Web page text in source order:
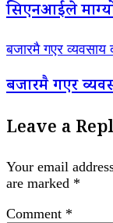
सिएनआईले
बजारमै गएर व्यवसाय
बजारमै गएर
Leave a
Your email
are marked *
Comment *